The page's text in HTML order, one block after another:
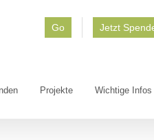
Go Jetzt
Projekte Wichtige Infos